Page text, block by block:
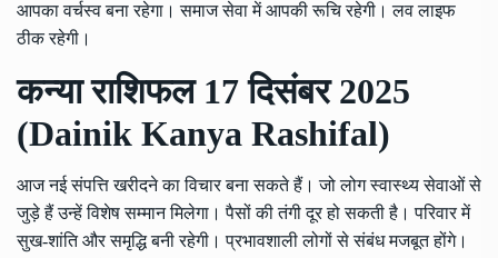
आपका वर्चस्व बना रहेगा। समाज सेवा में आपकी रूचि रहेगी। लव लाइफ
ठीक रहेगी।
कन्या राशिफल 17 दिसंबर 2025
(Dainik Kanya Rashifal)
आज नई संपत्ति खरीदने का विचार बना सकते हैं। जो लोग स्वास्थ्य सेवाओं से
जुड़े हैं उन्हें विशेष सम्मान मिलेगा। पैसों की तंगी दूर हो सकती है। परिवार में
सुख-शांति और समृद्धि बनी रहेगी। प्रभावशाली लोगों से संबंध मजबूत होंगे।